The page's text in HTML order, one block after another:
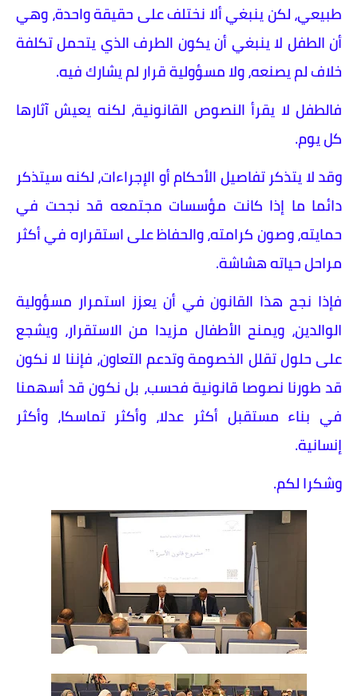
طبيعي، لكن ينبغي ألا نختلف على حقيقة واحدة، وهي
أن الطفل لا ينبغي أن يكون الطرف الذي يتحمل تكلفة
خلاف لم يصنعه، ولا مسؤولية قرار لم يشارك فيه.
فالطفل لا يقرأ النصوص القانونية، لكنه يعيش آثارها
كل يوم.
وقد لا يتذكر تفاصيل الأحكام أو الإجراءات، لكنه سيتذكر
دائما ما إذا كانت مؤسسات مجتمعه قد نجحت في
حمايته، وصون كرامته، والحفاظ على استقراره في أكثر
مراحل حياته هشاشة.
فإذا نجح هذا القانون في أن يعزز استمرار مسؤولية
الوالدين، ويمنح الأطفال مزيدا من الاستقرار، ويشجع
على حلول تقلل الخصومة وتدعم التعاون، فإننا لا نكون
قد طورنا نصوصا قانونية فحسب، بل نكون قد أسهمنا
في بناء مستقبل أكثر عدلا، وأكثر تماسكا، وأكثر
إنسانية.
وشكرا لكم.